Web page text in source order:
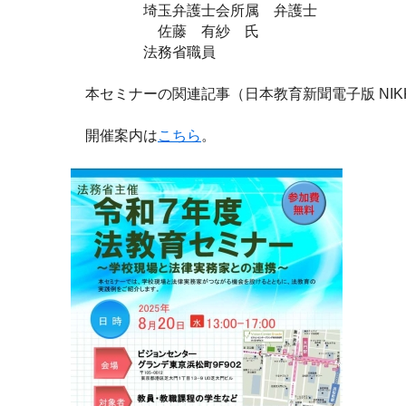
埼玉弁護士会所属 弁護士
佐藤 有紗 氏
法務省職員
本セミナーの関連記事（ 日本教育新聞電子版
開催案内はこちら 。